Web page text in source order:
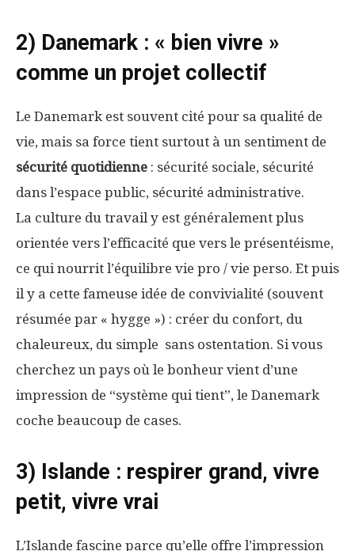
2) Danemark : « bien vivre »
comme un projet collectif
Le Danemark est souvent cité pour sa qualité de
vie, mais sa force tient surtout à un sentiment de
sécurité quotidienne : sécurité sociale, sécurité
dans l’espace public, sécurité administrative.
La culture du travail y est généralement plus
orientée vers l’efficacité que vers le présentéisme,
ce qui nourrit l’équilibre vie pro / vie perso. Et puis
il y a cette fameuse idée de convivialité (souvent
résumée par « hygge ») : créer du confort, du
chaleureux, du simple sans ostentation. Si vous
cherchez un pays où le bonheur vient d’une
impression de “système qui tient”, le Danemark
coche beaucoup de cases.
3) Islande : respirer grand, vivre
petit, vivre vrai
L’Islande fascine parce qu’elle offre l’impression